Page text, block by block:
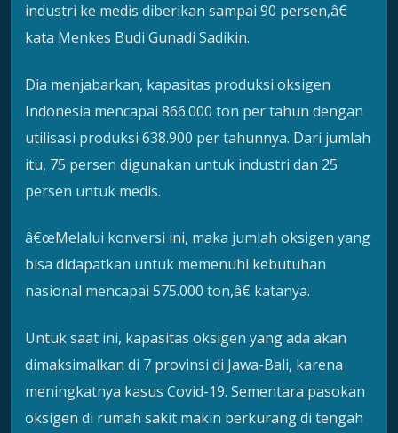
industri ke medis diberikan sampai 90 persen,â€
kata Menkes Budi Gunadi Sadikin.
Dia menjabarkan, kapasitas produksi oksigen
Indonesia mencapai 866.000 ton per tahun dengan
utilisasi produksi 638.900 per tahunnya. Dari jumlah
itu, 75 persen digunakan untuk industri dan 25
persen untuk medis.
â€œMelalui konversi ini, maka jumlah oksigen yang
bisa didapatkan untuk memenuhi kebutuhan
nasional mencapai 575.000 ton,â€ katanya.
Untuk saat ini, kapasitas oksigen yang ada akan
dimaksimalkan di 7 provinsi di Jawa-Bali, karena
meningkatnya kasus Covid-19. Sementara pasokan
oksigen di rumah sakit makin berkurang di tengah